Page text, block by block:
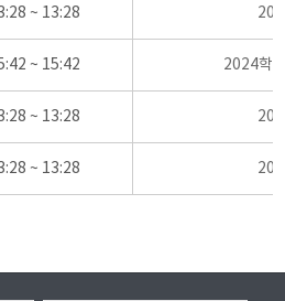
~ 13:28
~ 15:42 2024학
~ 13:28
~ 13:28